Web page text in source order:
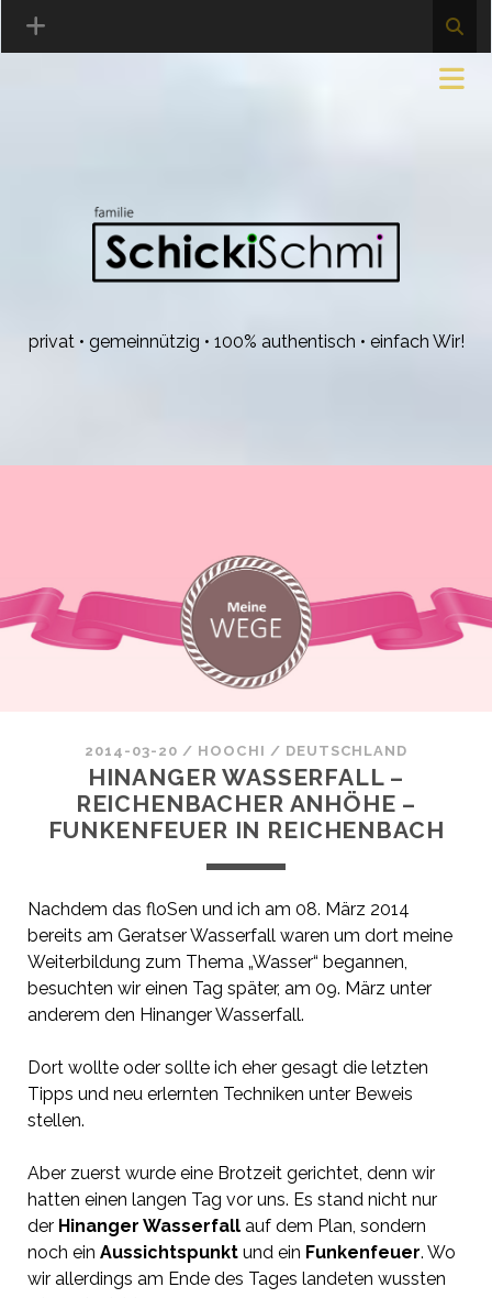
privat • gemeinnützig • 100% authentisch • einfach Wir!
2014-03-20 / HOOCHI / DEUTSCHLAND
HINANGER WASSERFALL –
REICHENBACHER ANHÖHE –
FUNKENFEUER IN REICHENBACH
Nachdem das floSen und ich am 08. März 2014
bereits am Geratser Wasserfallwaren um dort meine
Weiterbildung zum Thema „Wasser“ begannen,
besuchten wir einen Tag später, am 09. März unter
anderem den Hinanger Wasserfall.
Dort wollte oder sollte ich eher gesagt die letzten
Tipps und neu erlernten Techniken unter Beweis
stellen.
Aber zuerst wurde eine Brotzeit gerichtet, denn wir
hatten einen langen Tag vor uns. Es stand nicht nur
der Hinanger Wasserfallauf dem Plan, sondern
noch ein Aussichtspunktund ein Funkenfeuer. Wo
wir allerdings am Ende des Tages landeten wussten